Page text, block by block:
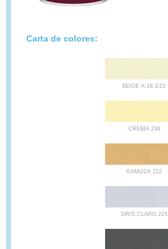
Carta de colores:
BEIGE A-18 1/15
CREMA 234
GAMUZA 222
GRIS CLARO 215